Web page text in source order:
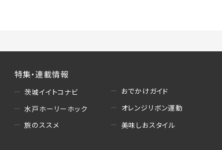
・読者プレゼント、アンケート等、当サービスが実
施するキャンペーンの抽選、当選者への連絡及
び発送 ・ユーザーの趣向や属性情報等の分析
（5）広告主への問い合わせ・応募等への対応
特集・連載情報
茨城イイトコナビ
水戸ホーリーホック
旅のススメ
おでかけガイド
オレンジリボン運動
美味しおスタイル